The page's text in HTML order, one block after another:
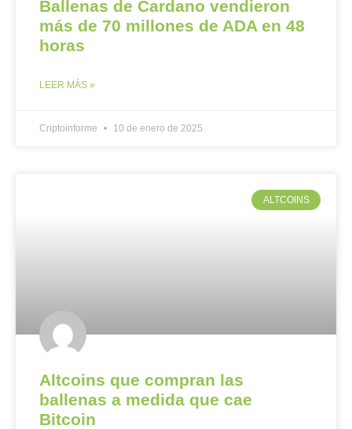
Ballenas de Cardano vendieron
más de 70 millones de ADA en 48
horas
LEER MÁS »
Criptoinforme 10 de enero de 2025
ALTCOINS
Altcoins que compran las
ballenas a medida que cae
Bitcoin